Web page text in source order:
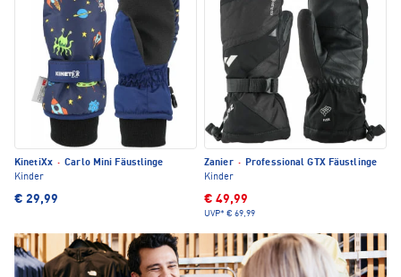
KinetiXx · Carlo Mini Fäustlinge
Kinder
€ 29,99
Zanier ·
Professional GTX Fäustlinge
Kinder
€ 49,99
UVP* € 69,99